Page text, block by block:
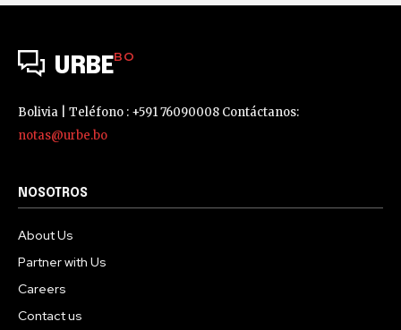
URBEBO
Bolivia | Teléfono : +591 76090008 Contáctanos:
notas@urbe.bo
NOSOTROS
About Us
Partner with Us
Careers
Contact us